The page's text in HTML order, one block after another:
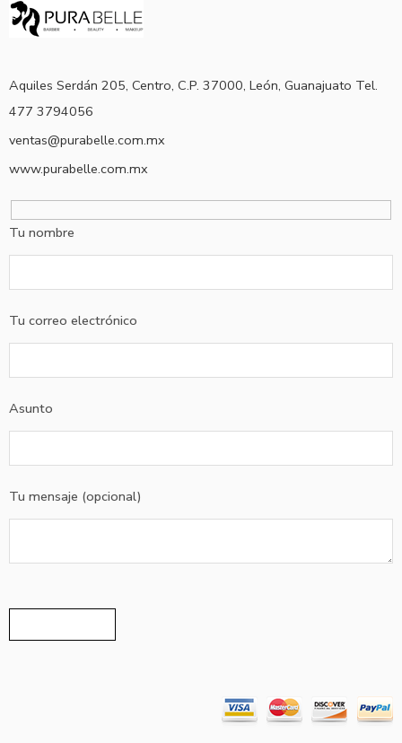
Aquiles Serdán 205, Centro, C.P. 37000, León, Guanajuato Tel.
477 3794056
ventas@purabelle.com.mx
www.purabelle.com.mx
Tu nombre
Tu correo electrónico
Asunto
Tu mensaje (opcional)